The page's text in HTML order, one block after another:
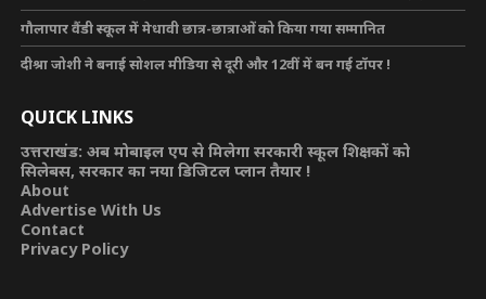
गौलापार वैंडी स्कूल में मेधावी छात्र-छात्राओं को किया गया सम्मानित
दीश्रा जोशी ने बनाई सोशल मीडिया से दूरी और 12वीं में बन गई टॉपर !
QUICK LINKS
उत्तराखंड: अब मोबाइल एप से मिलेगा सरकारी स्कूल शिक्षकों को
सिलेबस, सरकार का नया डिजिटल प्लान तैयार !
About
Advertise With Us
Contact
Privacy Policy